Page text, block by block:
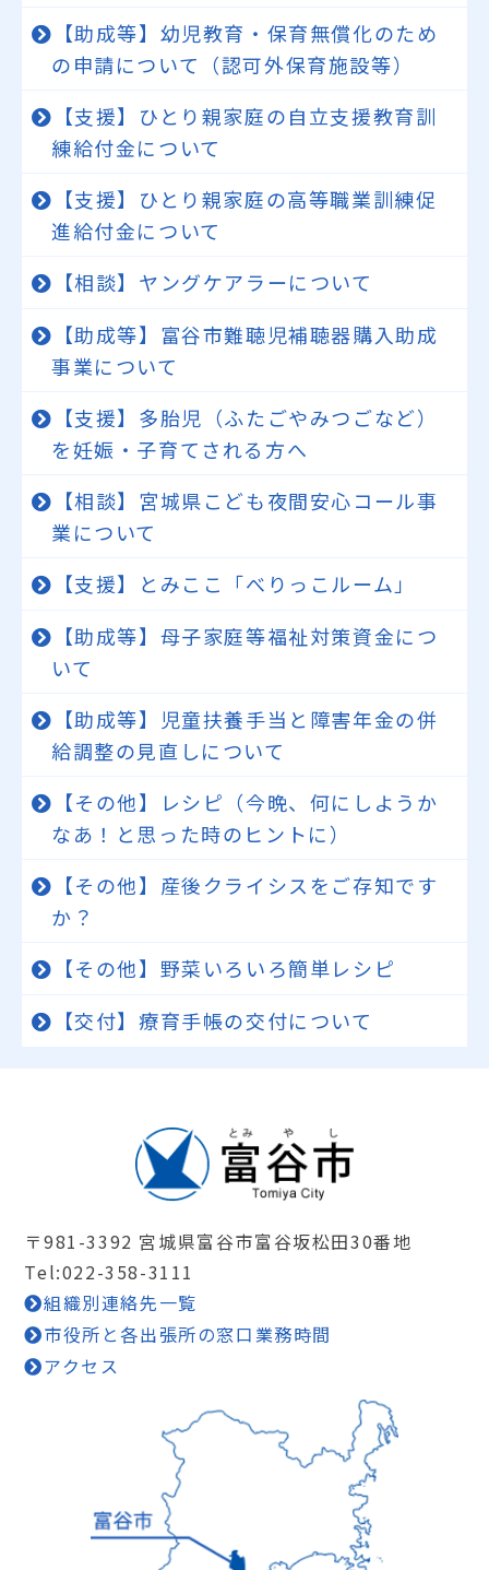
【助成等】幼児教育・保育無償化のため
の申請について（認可外保育施設等）
【支援】ひとり親家庭の自立支援教育訓
練給付金について
【支援】ひとり親家庭の高等職業訓練促
進給付金について
【相談】ヤングケアラーについて
【助成等】富谷市難聴児補聴器購入助成
事業について
【支援】多胎児（ふたごやみつごなど）
を妊娠・子育てされる方へ
【相談】宮城県こども夜間安心コール事
業について
【支援】とみここ「べりっこルーム」
【助成等】母子家庭等福祉対策資金につ
いて
【助成等】児童扶養手当と障害年金の併
給調整の見直しについて
【その他】レシピ（今晩、何にしようか
なあ！と思った時のヒントに）
【その他】産後クライシスをご存知です
か？
【その他】野菜いろいろ簡単レシピ
【交付】療育手帳の交付について
〒981-3392 宮城県富谷市富谷坂松田30番地
Tel:022-358-3111
組織別連絡先一覧
市役所と各出張所の窓口業務時間
アクセス